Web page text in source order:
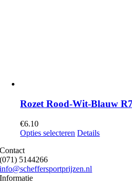
Rozet Rood-Wit-Blauw R7
€6.10
Opties selecteren Details
Contact
(071) 5144266
info@scheffersportprijzen.nl
Informatie